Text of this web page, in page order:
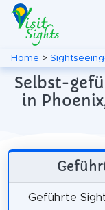
Home >
Selbst-
in
Geführte